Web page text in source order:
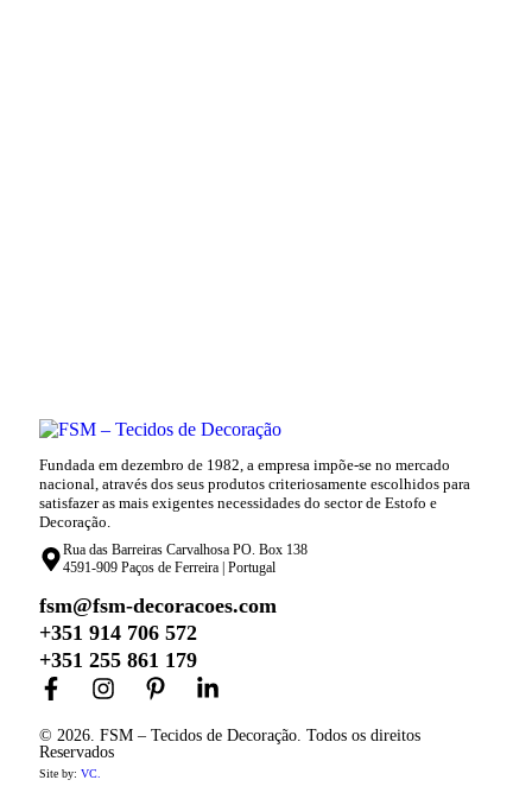
Fundada em dezembro de 1982, a empresa impõe-se no mercado
nacional, através dos seus produtos criteriosamente escolhidos para
satisfazer as mais exigentes necessidades do sector de Estofo e
Decoração.
Rua das Barreiras Carvalhosa PO. Box 138
4591-909 Paços de Ferreira | Portugal
fsm@fsm-decoracoes.com
+351 914 706 572
+351 255 861 179
© 2026. FSM – Tecidos de Decoração. Todos os direitos
Reservados
Site by: VC.